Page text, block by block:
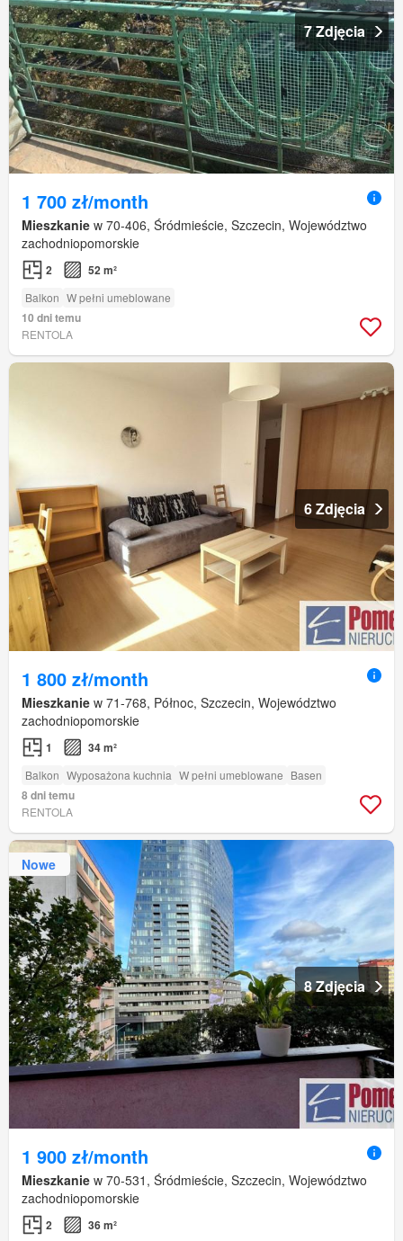
7 Zdjęcia
1 700 zł/month
Mieszkanie w 70-406, Śródmieście, Szczecin, Województwo
zachodniopomorskie
2 52 m²
Balkon W pełni umeblowane
10 dni temu
RENTOLA
6 Zdjęcia
1 800 zł/month
Mieszkanie w 71-768, Północ, Szczecin, Województwo
zachodniopomorskie
1 34 m²
Balkon Wyposażona kuchnia W pełni umeblowane Basen
8 dni temu
RENTOLA
Nowe
8 Zdjęcia
1 900 zł/month
Mieszkanie w 70-531, Śródmieście, Szczecin, Województwo
zachodniopomorskie
2 36 m²